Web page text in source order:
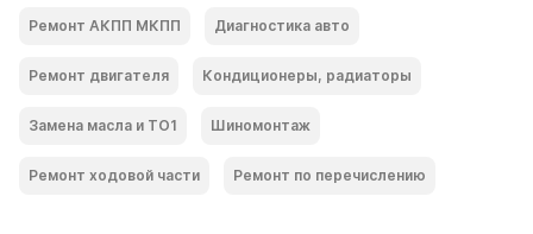
Ремонт АКПП МКПП Диагностика авто
Ремонт двигателя Кондиционеры, радиаторы
Замена масла и ТО1 Шиномонтаж
Ремонт ходoвой части Ремонт по перечислению